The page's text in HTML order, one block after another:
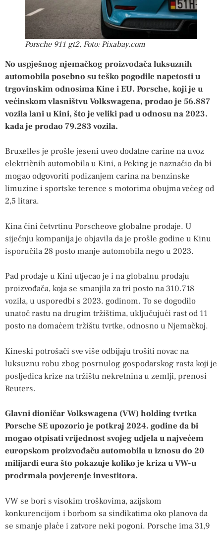
Porsche 911 gt2, Foto: Pixabay.com
No uspješnog njemačkog proizvođača luksuznih
automobila posebno su teško pogodile napetosti u
trgovinskim odnosima Kine i EU. Porsche, koji je u
većinskom vlasništvu Volkswagena, prodao je 56.887
vozila lani u Kini, što je veliki pad u odnosu na 2023.
kada je prodao 79.283 vozila.
Bruxelles je prošle jeseni uveo dodatne carine na uvoz
električnih automobila u Kini, a Peking je naznačio da bi
mogao odgovoriti podizanjem carina na benzinske
limuzine i sportske terence s motorima obujma većeg od
2,5 litara.
Kina čini četvrtinu Porscheove globalne prodaje. U
siječnju kompanija je objavila da je prošle godine u Kinu
isporučila 28 posto manje automobila nego u 2023.
Pad prodaje u Kini utjecao je i na globalnu prodaju
proizvođača, koja se smanjila za tri posto na 310.718
vozila, u usporedbi s 2023. godinom. To se dogodilo
unatoč rastu na drugim tržištima, uključujući rast od 11
posto na domaćem tržištu tvrtke, odnosno u Njemačkoj.
Kineski potrošači sve više odbijaju trošiti novac na
luksuznu robu zbog posrnulog gospodarskog rasta koji je
posljedica krize na tržištu nekretnina u zemlji, prenosi
Reuters.
Glavni dioničar Volkswagena (VW) holding tvrtka
Porsche SE upozorio je potkraj 2024. godine da bi
mogao otpisati vrijednost svojeg udjela u najvećem
europskom proizvođaču automobila u iznosu do 20
milijardi eura što pokazuje koliko je kriza u VW-u
prodrmala povjerenje investitora.
VW se bori s visokim troškovima, azijskom
konkurencijom i borbom sa sindikatima oko planova da
se smanje plaće i zatvore neki pogoni. Porsche ima 31,9